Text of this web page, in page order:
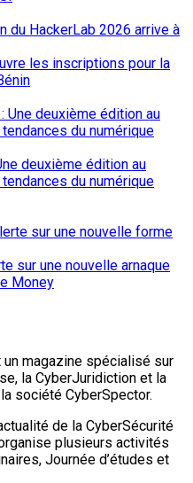
les inscriptions pour la
deuxième édition au
du numérique
sur une nouvelle arnaque
Money
un magazine spécialisé sur
la CyberJuridiction et la
société CyberSpector.
de la CyberSécurité
plusieurs activités
Journée d’études et